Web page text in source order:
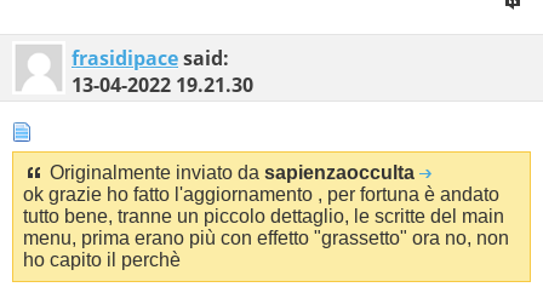
frasidipacesaid:
13-04-2022 19.21.30
Originalmente inviato da sapienzaocculta
ok grazie ho fatto l'aggiornamento , per fortuna è andato
tutto bene, tranne un piccolo dettaglio, le scritte del main
menu, prima erano più con effetto "grassetto" ora no, non
ho capito il perchè